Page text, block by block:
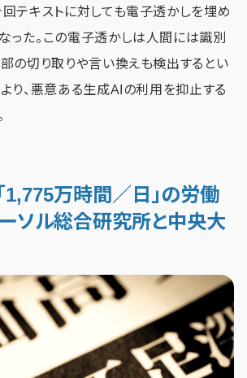
回テキストに対しても電子透かしを埋め
った。この電子透かしは人間には識別
部の切り取りや言い換えも検出するとい
より、悪意ある生成AIの利用を抑止する
1,775万時間／日」の労働
ソル総合研究所と中央大